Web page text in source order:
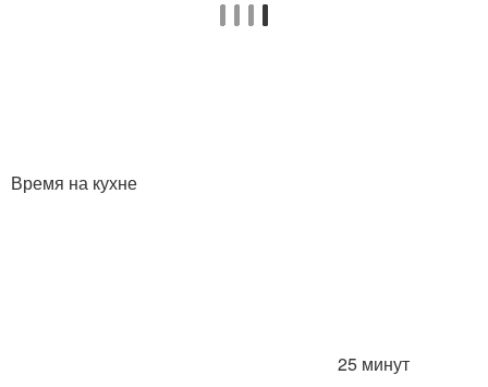
Время на кухне
25 минут